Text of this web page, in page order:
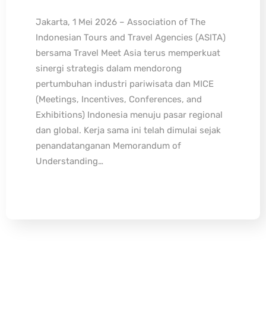
Jakarta, 1 Mei 2026 – Association of The
Indonesian Tours and Travel Agencies (ASITA)
bersama Travel Meet Asia terus memperkuat
sinergi strategis dalam mendorong
pertumbuhan industri pariwisata dan MICE
(Meetings, Incentives, Conferences, and
Exhibitions) Indonesia menuju pasar regional
dan global. Kerja sama ini telah dimulai sejak
penandatanganan Memorandum of
Understanding…